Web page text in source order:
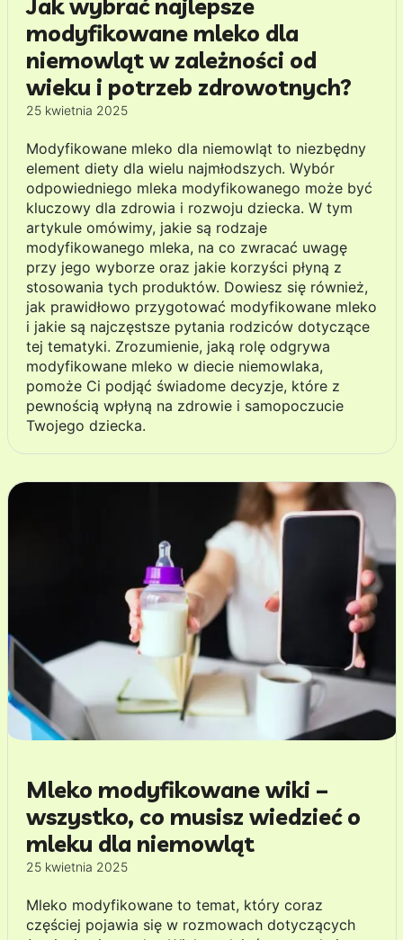
Jak wybrać najlepsze
modyfikowane mleko dla
niemowląt w zależności od
wieku i potrzeb zdrowotnych?
25 kwietnia 2025
Modyfikowane mleko dla niemowląt to niezbędny
element diety dla wielu najmłodszych. Wybór
odpowiedniego mleka modyfikowanego może być
kluczowy dla zdrowia i rozwoju dziecka. W tym
artykule omówimy, jakie są rodzaje
modyfikowanego mleka, na co zwracać uwagę
przy jego wyborze oraz jakie korzyści płyną z
stosowania tych produktów. Dowiesz się również,
jak prawidłowo przygotować modyfikowane mleko
i jakie są najczęstsze pytania rodziców dotyczące
tej tematyki. Zrozumienie, jaką rolę odgrywa
modyfikowane mleko w diecie niemowlaka,
pomoże Ci podjąć świadome decyzje, które z
pewnością wpłyną na zdrowie i samopoczucie
Twojego dziecka.
Mleko modyfikowane wiki –
wszystko, co musisz wiedzieć o
mleku dla niemowląt
25 kwietnia 2025
Mleko modyfikowane to temat, który coraz
częściej pojawia się w rozmowach dotyczących